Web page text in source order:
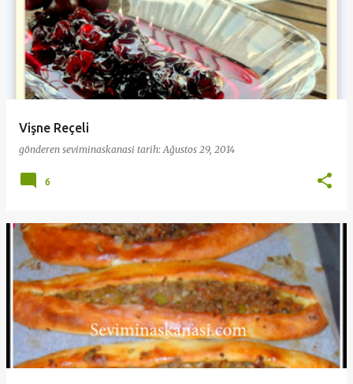
Vişne Reçeli
gönderen seviminaskanasi tarih:Ağustos 29, 2014
6